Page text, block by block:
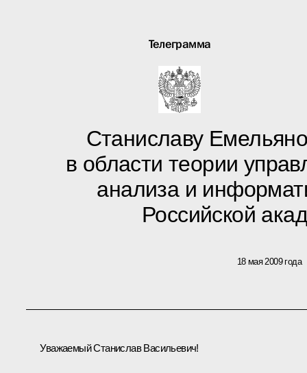
Телеграмма
Станиславу
в области теории
анализа и
Российской
18 мая 2009 года
Уважаемый Станислав Васильевич!